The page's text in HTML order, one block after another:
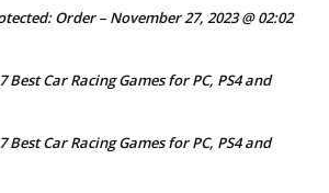
Order – November 27, 2023 @ 02:02
Best Car Racing Games for PC, PS4 and
Best Car Racing Games for PC, PS4 and